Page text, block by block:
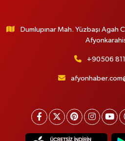
Dumlupınar Mah. Yüzbaşı
+90506